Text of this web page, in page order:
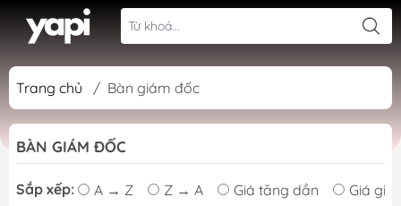
Trang chủ / Bàn giám đốc
BÀN GIÁM ĐỐC
Sắp xếp: A → Z Z → A Giá tăng dần Giá